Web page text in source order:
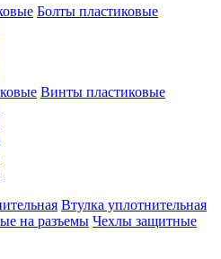
Болты пластиковые
Винты пластиковые
Втулка уплотнительная
Чехлы защитные